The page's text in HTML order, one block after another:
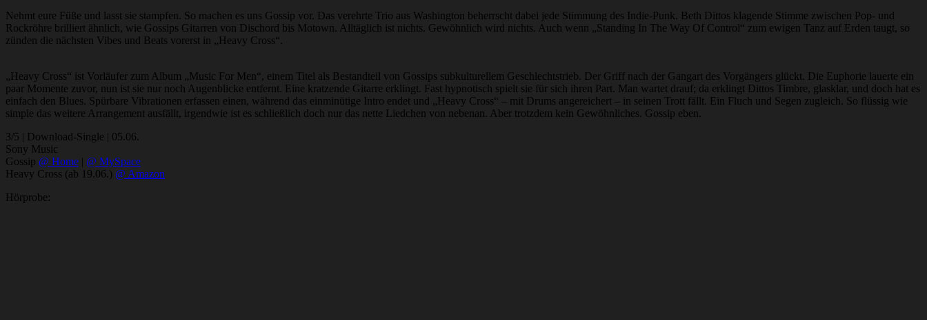
Nehmt eure Füße und lasst sie stampfen. So machen es uns Gossip vor. Das verehrte Trio aus Washington beherrscht dabei jede Stimmung des Indie-Punk. Beth Dittos klagende Stimme zwischen Pop- und
Rockröhre brilliert ähnlich, wie Gossips Gitarren von Dischord bis Motown. Alltäglich ist nichts. Gewöhnlich wird nichts. Auch wenn „Standing In The Way Of Control“ zum ewigen Tanz auf Erden taugt, so
zünden die nächsten Vibes und Beats vorerst in „Heavy Cross“.
„Heavy Cross“ ist Vorläufer zum Album „Music For Men“, einem Titel als Bestandteil von Gossips subkulturellem Geschlechtstrieb. Der Griff nach der Gangart des Vorgängers glückt. Die Euphorie lauerte ein
paar Momente zuvor, nun ist sie nur noch Augenblicke entfernt. Eine kratzende Gitarre erklingt. Fast hypnotisch spielt sie für sich ihren Part. Man wartet drauf; da erklingt Dittos Timbre, glasklar, und doch hat es
einfach den Blues. Spürbare Vibrationen erfassen einen, während das einminütige Intro endet und „Heavy Cross“ – mit Drums angereichert – in seinen Trott fällt. Ein Fluch und Segen zugleich. So flüssig wie
simple das weitere Arrangement ausfällt, irgendwie ist es schließlich doch nur das nette Liedchen von nebenan. Aber trotzdem kein Gewöhnliches. Gossip eben.
3/5 | Download-Single | 05.06.
Sony Music
Gossip @ Home | @ MySpace
Heavy Cross (ab 19.06.) @ Amazon
Hörprobe: